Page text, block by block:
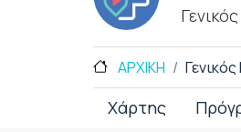
ΑΡΧΙΚΗ
Χάρτης